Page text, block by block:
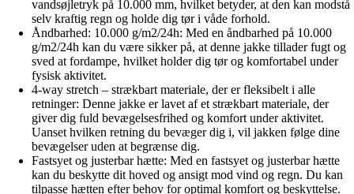
vandsøjletryk på 10.000 mm, hvilket betyder, at den kan modstå
selv kraftig regn og holde dig tør i våde forhold.
Åndbarhed: 10.000 g/m2/24h: Med en åndbarhed på 10.000
g/m2/24h kan du være sikker på, at denne jakke tillader fugt og
sved at fordampe, hvilket holder dig tør og komfortabel under
fysisk aktivitet.
4-way stretch – strækbart materiale, der er fleksibelt i alle
retninger: Denne jakke er lavet af et strækbart materiale, der
giver dig fuld bevægelsesfrihed og komfort under aktivitet.
Uanset hvilken retning du bevæger dig i, vil jakken følge dine
bevægelser uden at begrænse dig.
Fastsyet og justerbar hætte: Med en fastsyet og justerbar hætte
kan du beskytte dit hoved og ansigt mod vind og regn. Du kan
tilpasse hætten efter behov for optimal komfort og beskyttelse.